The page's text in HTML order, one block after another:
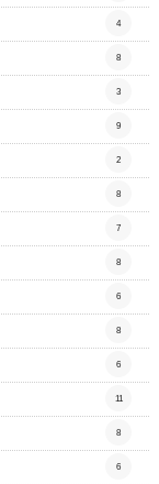
4
8
3
9
2
8
7
8
6
8
6
11
8
6